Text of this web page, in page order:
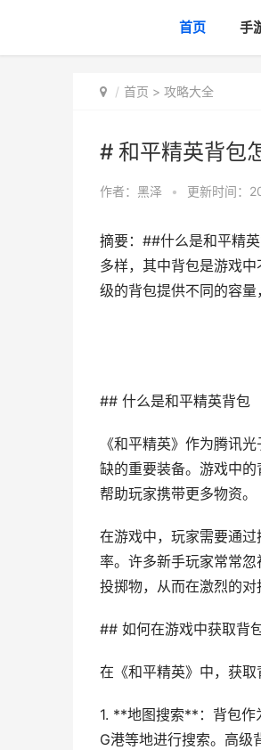
首页 手
首页 > 攻略大全
# 和平精英背包
作者： 黑泽 • 更新时间：
摘要：##什么是和平精
多样，其中背包是游戏
级的背包提供不同的容
## 什么是和平精英背包
《和平精英》作为腾讯
缺的重要装备。游戏中
帮助玩家携带更多物资。
在游戏中，玩家需要通
率。许多新手玩家常常
投掷物，从而在激烈的对
## 如何在游戏中获取背
在《和平精英》中，获取
1. **地图搜索**：背包作
G港等地进行搜索。高级